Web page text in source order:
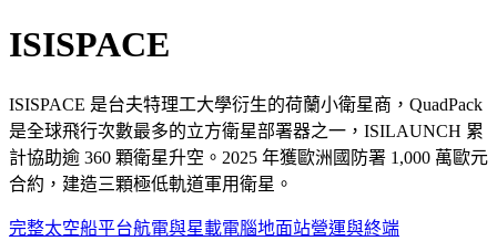
ISISPACE
ISISPACE 是台夫特理工大學衍生的荷蘭小衛星商，QuadPack
是全球飛行次數最多的立方衛星部署器之一，ISILAUNCH 累
計協助逾 360 顆衛星升空。2025 年獲歐洲國防署 1,000 萬歐元
合約，建造三顆極低軌道軍用衛星。
完整太空船平台航電與星載電腦地面站營運與終端